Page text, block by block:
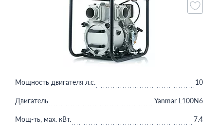
Мощность двигателя л.с. 10
Двигатель Yanmar L100N6
Мощ-ть, мax. кВт. 7.4